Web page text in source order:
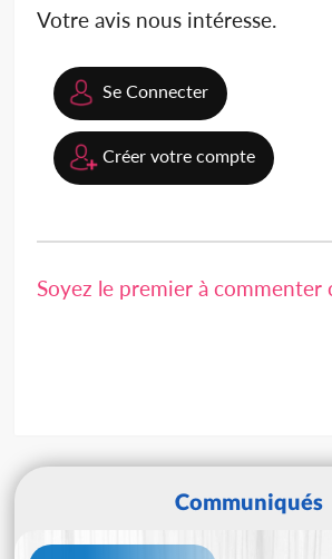
Votre avis nous intéresse.
Se Connecter
Créer votre compte
Soyez le premier à commenter
Communiqués